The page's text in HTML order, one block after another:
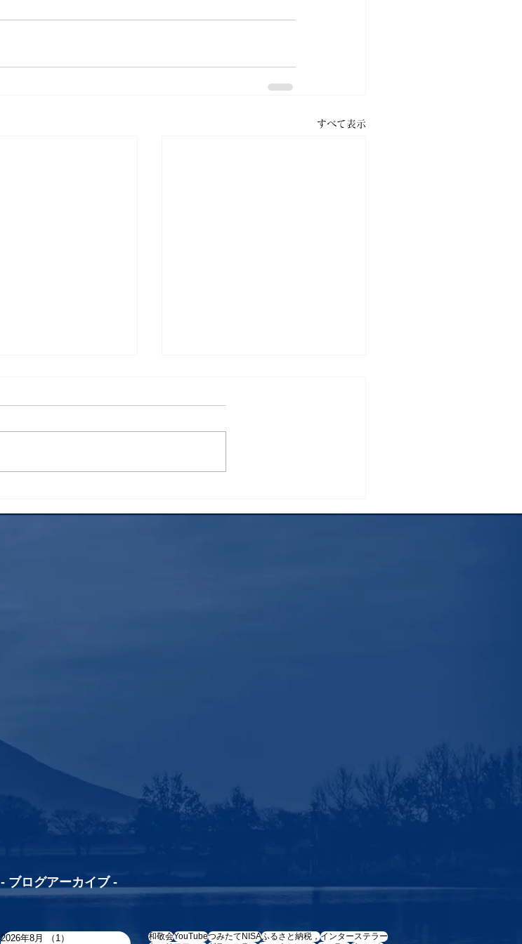
すべて表示
-​ ブログアーカイブ -
2026年8月 （1） 和敬会YouTubeつみたてNISAふるさと納税，インターステラー